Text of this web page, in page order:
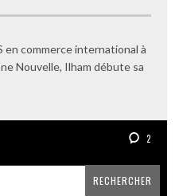
en commerce international à
Nouvelle, Ilham débute sa
2